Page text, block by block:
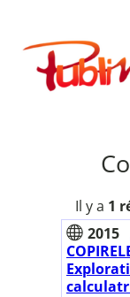
contenu
Publimath
Il y a 1
2015